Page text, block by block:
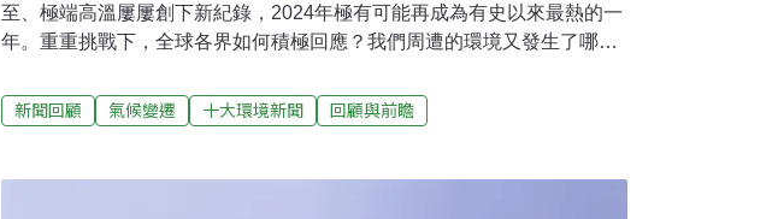
至、極端高溫屢屢創下新紀錄，2024年極有可能再成為有史以來最熱的一
年。重重挑戰下，全球各界如何積極回應？我們周遭的環境又發生了哪些
回顧這一年。403花蓮地震 921以來最大天搖地動4月3日上午7點58分，花
蓮外海發生芮氏規模7.2強震，是台灣自1999年，921地震以來規模最大的
道路中斷，至今仍有不少紅黃單危險建築亟需重建。此次地震讓花蓮記錄
新聞回顧 氣候變遷 十大環境新聞 回顧與前瞻